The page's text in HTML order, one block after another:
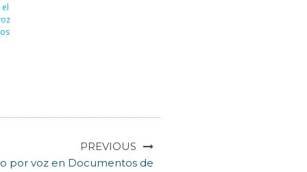
PREVIOUS
por voz en Documentos de